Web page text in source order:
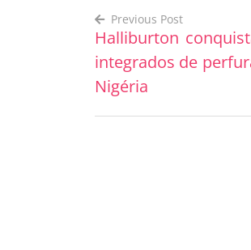
Post
navigation
Previous Post
Halliburton
integrados de
Nigéria